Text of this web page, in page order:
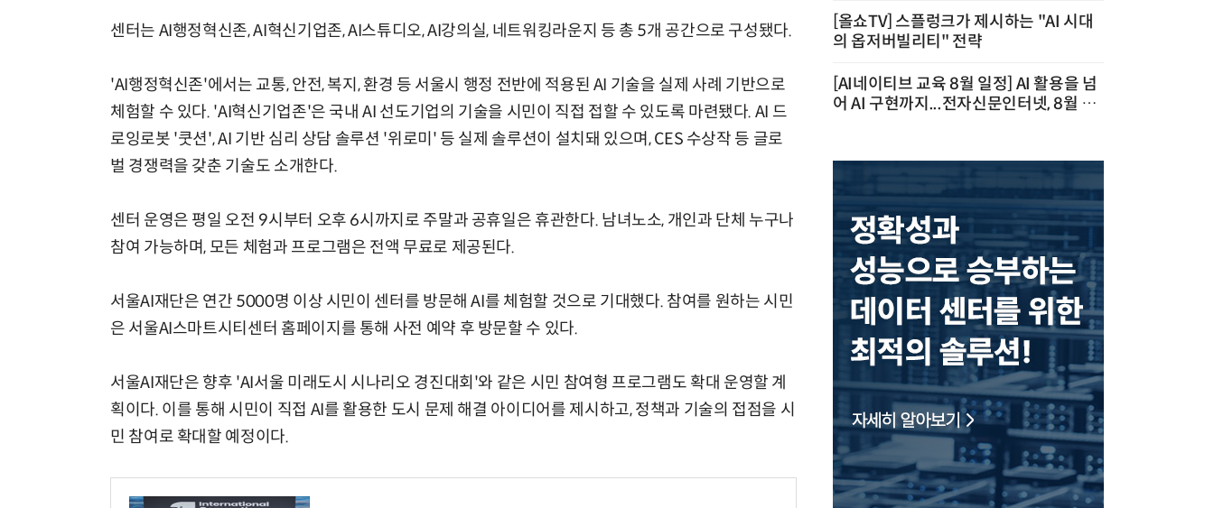
센터는 AI행정혁신존, AI혁신기업존, AI스튜디오, AI강의실, 네트워킹라운지 등 총 5개 공간으로 구성됐다.
'AI행정혁신존'에서는 교통, 안전, 복지, 환경 등 서울시 행정 전반에 적용된 AI 기술을 실제 사례 기반으로
체험할 수 있다. 'AI혁신기업존'은 국내 AI 선도기업의 기술을 시민이 직접 접할 수 있도록 마련됐다. AI 드
로잉로봇 '쿳션', AI 기반 심리 상담 솔루션 '위로미' 등 실제 솔루션이 설치돼 있으며, CES 수상작 등 글로
벌 경쟁력을 갖춘 기술도 소개한다.
센터 운영은 평일 오전 9시부터 오후 6시까지로 주말과 공휴일은 휴관한다. 남녀노소, 개인과 단체 누구나
참여 가능하며, 모든 체험과 프로그램은 전액 무료로 제공된다.
서울AI재단은 연간 5000명 이상 시민이 센터를 방문해 AI를 체험할 것으로 기대했다. 참여를 원하는 시민
은 서울AI스마트시티센터 홈페이지를 통해 사전 예약 후 방문할 수 있다.
서울AI재단은 향후 'AI서울 미래도시 시나리오 경진대회'와 같은 시민 참여형 프로그램도 확대 운영할 계
획이다. 이를 통해 시민이 직접 AI를 활용한 도시 문제 해결 아이디어를 제시하고, 정책과 기술의 접점을 시
민 참여로 확대할 예정이다.
[올쇼TV] 스플렁크가 제시하는 "AI 시대
의 옵저버빌리티" 전략
[AI네이티브 교육 8월 일정] AI 활용을 넘
어 AI 구현까지...전자신문인터넷, 8월 실